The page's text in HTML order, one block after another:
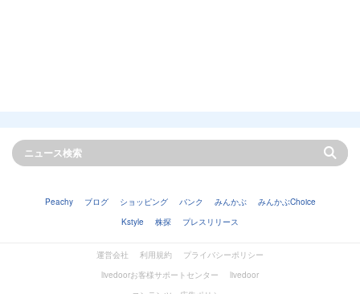
Peachy ブログ ショッピング バンク みんかぶ
みんかぶChoice
Kstyle
株探 プレスリリース
運営会社 利用規約
プライバシーポリシー
livedoorお客様サポートセンター
livedoor